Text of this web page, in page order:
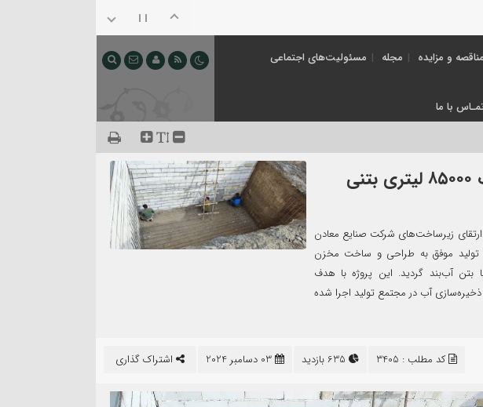
مناقصه و مزایده مجله مسئولیت‌های اجتماعی
با ما
ساخت مخزن ذخیره آب ۸۵۰۰۰ لیتری بتنی
زیرساخت‌های شرکت صنایع معادن
تولید موفق به طراحی و ساخت مخزن
دفنی با بتن آب‌بند گردید. این پروژه با هدف
آب در مجتمع تولید اجرا شده
اشتراک گذاری کد مطلب : 3405